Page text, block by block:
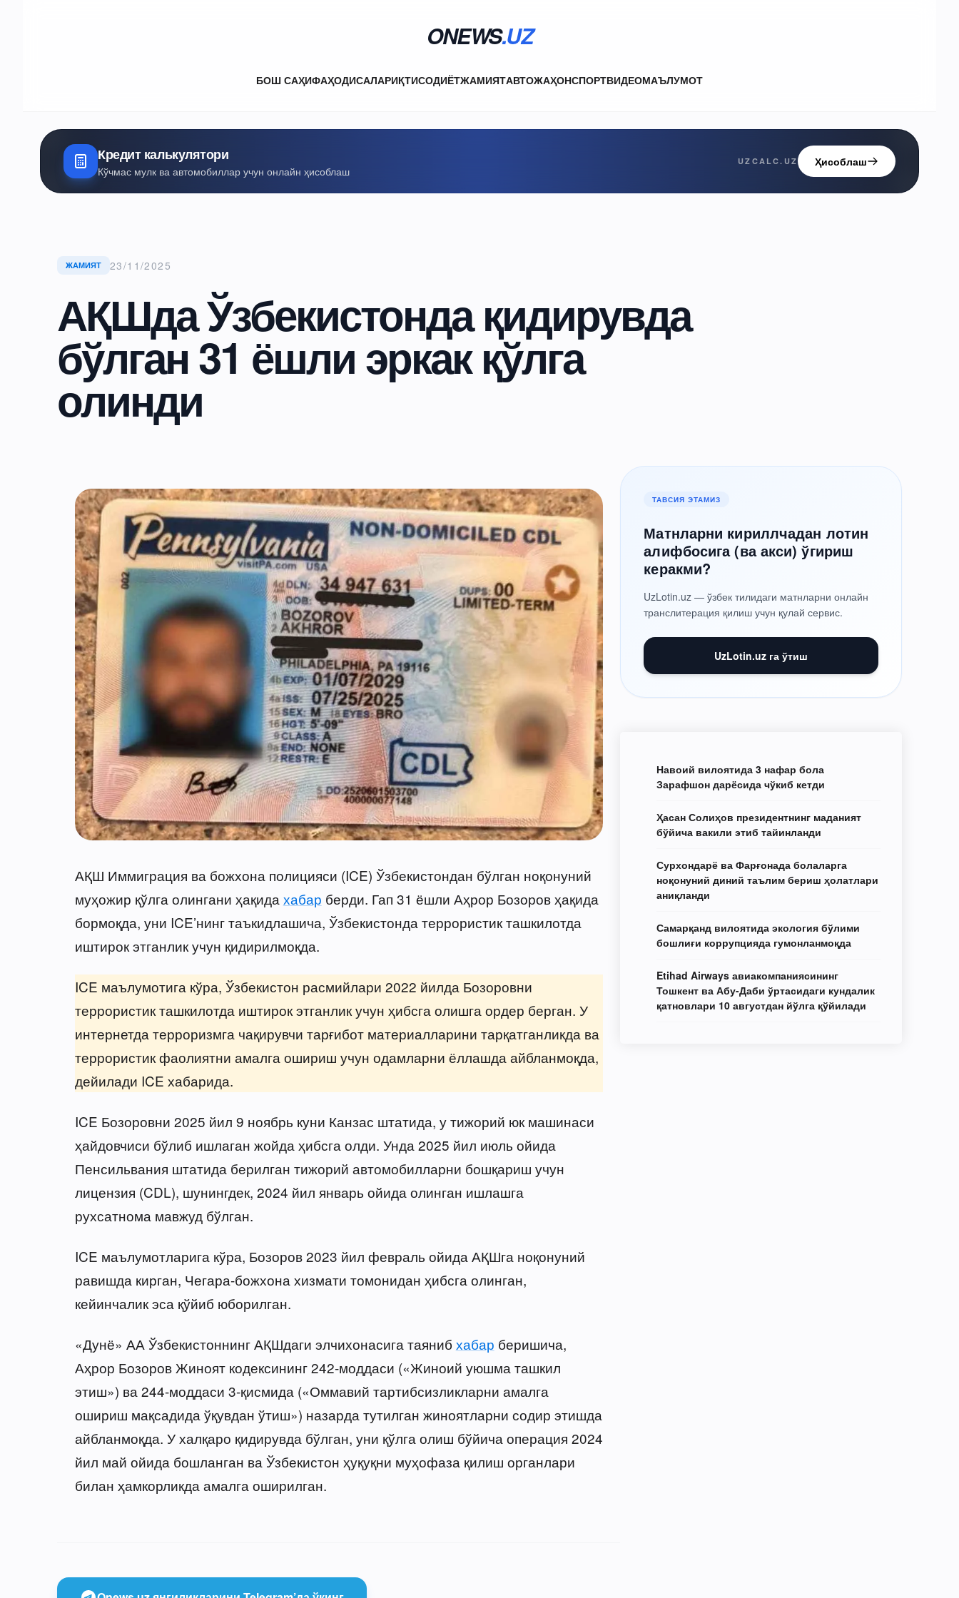
ONEWS.UZ
БОШ САҲИФАҲОДИСАЛАРИҚТИСОДИЁТЖАМИЯТАВТОЖАҲОНСПОРТВИДЕОМАЪЛУМОТ
Кредит калькулятори
Кўчмас мулк ва автомобиллар учун онлайн ҳисоблаш
UZCALC.UZ Ҳисоблаш
ЖАМИЯТ 23/11/2025
АҚШда Ўзбекистонда қидирувда
бўлган 31 ёшли эркак қўлга
олинди
АҚШ Иммиграция ва божхона полицияси (ICE) Ўзбекистондан бўлган ноқонуний
муҳожир қўлга олингани ҳақида хабар берди. Гап 31 ёшли Аҳрор Бозоров ҳақида
бормоқда, уни ICE’нинг таъкидлашича, Ўзбекистонда террористик ташкилотда
иштирок этганлик учун қидирилмоқда.
ICE маълумотига кўра, Ўзбекистон расмийлари 2022 йилда Бозоровни
террористик ташкилотда иштирок этганлик учун ҳибсга олишга ордер берган. У
интернетда терроризмга чақирувчи тарғибот материалларини тарқатганликда ва
террористик фаолиятни амалга ошириш учун одамларни ёллашда айбланмоқда,
дейилади ICE хабарида.
ICE Бозоровни 2025 йил 9 ноябрь куни Канзас штатида, у тижорий юк машинаси
ҳайдовчиси бўлиб ишлаган жойда ҳибсга олди. Унда 2025 йил июль ойида
Пенсильвания штатида берилган тижорий автомобилларни бошқариш учун
лицензия (CDL), шунингдек, 2024 йил январь ойида олинган ишлашга
рухсатнома мавжуд бўлган.
ICE маълумотларига кўра, Бозоров 2023 йил февраль ойида АҚШга ноқонуний
равишда кирган, Чегара-божхона хизмати томонидан ҳибсга олинган,
кейинчалик эса қўйиб юборилган.
«Дунё» АА Ўзбекистоннинг АҚШдаги элчихонасига таяниб хабар беришича,
Аҳрор Бозоров Жиноят кодексининг 242-моддаси («Жиноий уюшма ташкил
этиш») ва 244-моддаси 3-қисмида («Оммавий тартибсизликларни амалга
ошириш мақсадида ўқувдан ўтиш») назарда тутилган жиноятларни содир этишда
айбланмоқда. У халқаро қидирувда бўлган, уни қўлга олиш бўйича операция 2024
йил май ойида бошланган ва Ўзбекистон ҳуқуқни муҳофаза қилиш органлари
билан ҳамкорликда амалга оширилган.
ТАВСИЯ ЭТАМИЗ
Матнларни кириллчадан лотин
алифбосига (ва акси) ўгириш
керакми?
UzLotin.uz — ўзбек тилидаги матнларни онлайн
транслитерация қилиш учун қулай сервис.
UzLotin.uz га ўтиш
Навоий вилоятида 3 нафар бола
Зарафшон дарёсида чўкиб кетди
Ҳасан Солиҳов президентнинг маданият
бўйича вакили этиб тайинланди
Сурхондарё ва Фарғонада болаларга
ноқонуний диний таълим бериш ҳолатлари
аниқланди
Самарқанд вилоятида экология бўлими
бошлиғи коррупцияда гумонланмоқда
Etihad Airways авиакомпаниясининг
Тошкент ва Абу-Даби ўртасидаги кундалик
қатновлари 10 августдан йўлга қўйилади